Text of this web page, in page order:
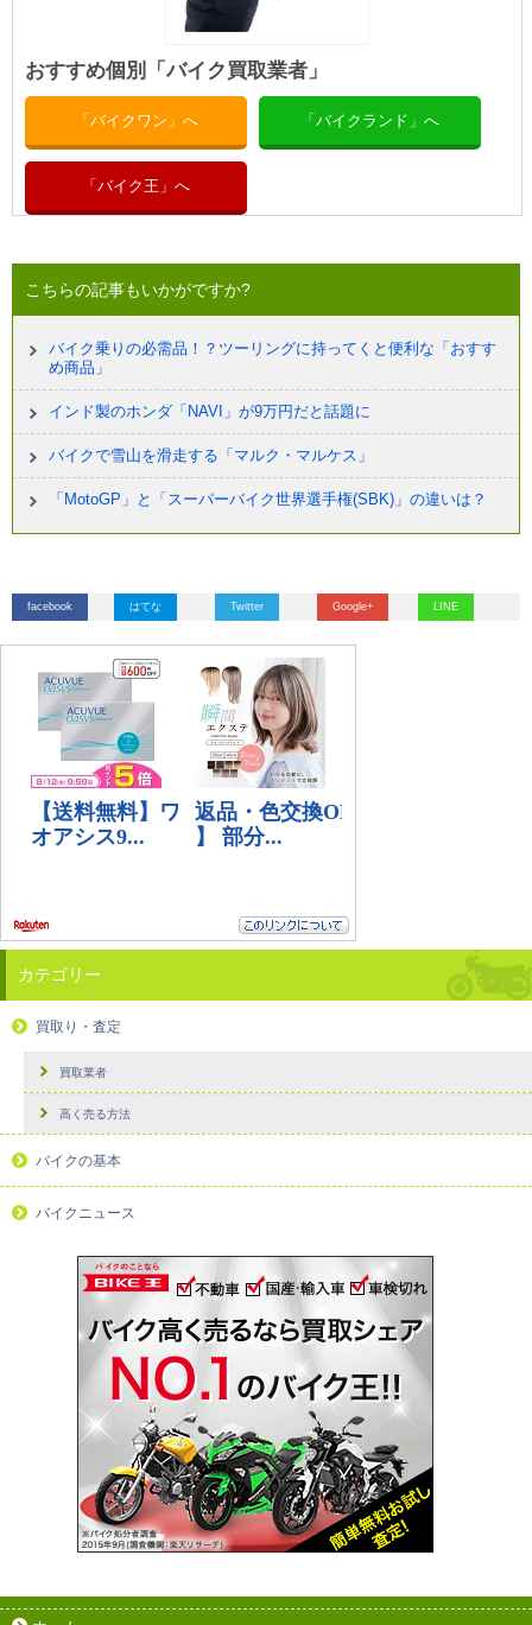
おすすめ個別「バイク買取業者」
「バイクワン」へ 「バイクランド」へ
「バイク王」へ
こちらの記事もいかがですか?
バイク乗りの必需品！？ツーリングに持ってくと便利な「おすす
め商品」
インド製のホンダ「NAVI」が9万円だと話題に
バイクで雪山を滑走する「マルク・マルケス」
「MotoGP」と「スーパーバイク世界選手権(SBK)」の違いは？
facebook はてな Twitter Google+ LINE
カテゴリー
買取り・査定
買取業者
高く売る方法
バイクの基本
バイクニュース